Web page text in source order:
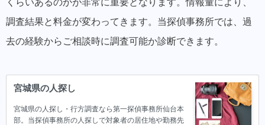
調査結果と料金が変わってきます。当探偵事務所では、過
去の経験からご相談時に調査可能か診断できます。
宮城県の人探し
宮城県の人探し・行方調査なら第一探偵事務所仙台本
部。当探偵事務所の人探しで対象者の居住地や勤務先